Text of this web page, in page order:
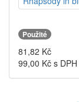
Použité
81,82 Kč
99,00 Kč s DPH